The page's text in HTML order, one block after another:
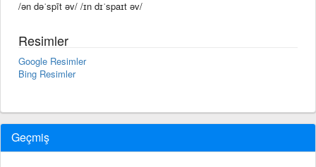
/ən dəˈspīt əv/ /ɪn dɪˈspaɪt əv/
Resimler
Google Resimler
Bing Resimler
Geçmiş